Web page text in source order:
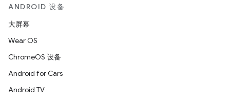
ANDROID 设备
大屏幕
Wear OS
ChromeOS 设备
Android for Cars
Android TV